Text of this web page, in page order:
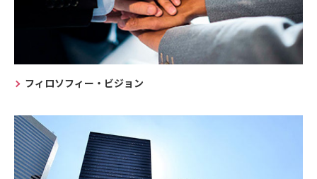
フィロソフィー・ビジョン